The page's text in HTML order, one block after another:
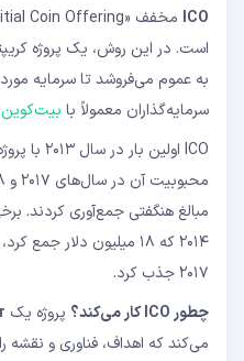
ICO
است. در این روش، یک پروژه
به عموم می‌فروشد تا سرمایه
سرمایه‌گذاران معمولاً با بیت‌کوین
۲۰۱۷ جذب کرد.
چطور ICO کار می‌کند؟
پروژه یک
می‌کند که اهداف، فناوری و